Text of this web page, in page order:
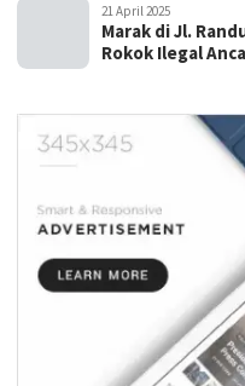
21 April 2025
Marak di Jl.
Rokok Ilegal